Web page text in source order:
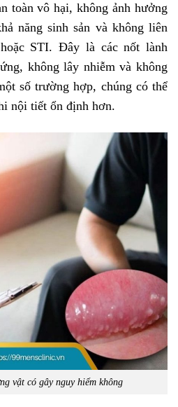
toàn vô hại, không ảnh hưởng
năng sinh sản và không liên
STI. Đây là các nốt lành
không lây nhiễm và không
số trường hợp, chúng có thể
nội tiết ổn định hơn.
vật có gây nguy hiểm không